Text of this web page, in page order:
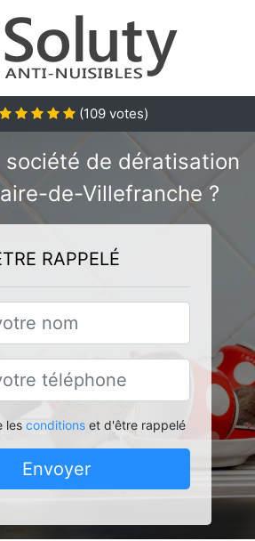
(109 votes)
société de dératisation
de-Villefranche ?
RAPPELÉ
les conditionset d'être rappelé
Envoyer